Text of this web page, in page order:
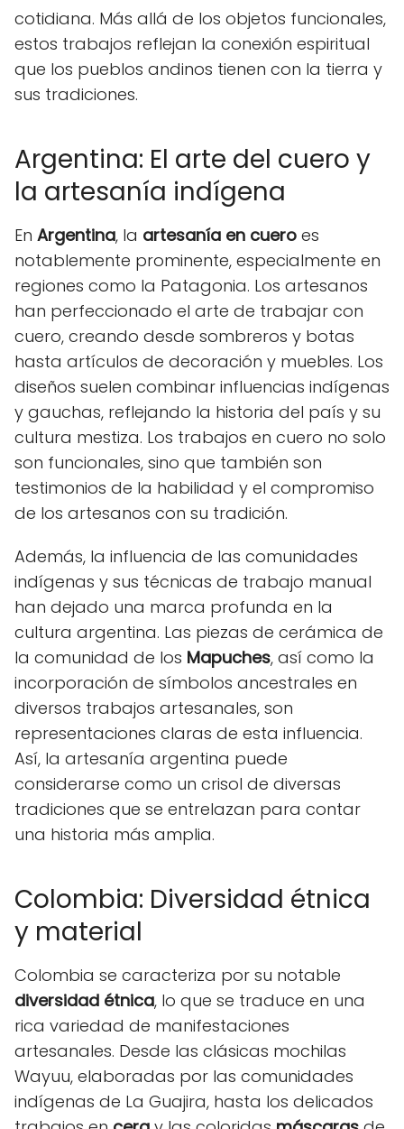
cotidiana. Más allá de los objetos funcionales,
estos trabajos reflejan la conexión espiritual
que los pueblos andinos tienen con la tierra y
sus tradiciones.
Argentina: El arte del cuero y
la artesanía indígena
En Argentina, la artesanía en cuero es
notablemente prominente, especialmente en
regiones como la Patagonia. Los artesanos
han perfeccionado el arte de trabajar con
cuero, creando desde sombreros y botas
hasta artículos de decoración y muebles. Los
diseños suelen combinar influencias indígenas
y gauchas, reflejando la historia del país y su
cultura mestiza. Los trabajos en cuero no solo
son funcionales, sino que también son
testimonios de la habilidad y el compromiso
de los artesanos con su tradición.
Además, la influencia de las comunidades
indígenas y sus técnicas de trabajo manual
han dejado una marca profunda en la
cultura argentina. Las piezas de cerámica de
la comunidad de los Mapuches, así como la
incorporación de símbolos ancestrales en
diversos trabajos artesanales, son
representaciones claras de esta influencia.
Así, la artesanía argentina puede
considerarse como un crisol de diversas
tradiciones que se entrelazan para contar
una historia más amplia.
Colombia: Diversidad étnica
y material
Colombia se caracteriza por su notable
diversidad étnica, lo que se traduce en una
rica variedad de manifestaciones
artesanales. Desde las clásicas mochilas
Wayuu, elaboradas por las comunidades
indígenas de La Guajira, hasta los delicados